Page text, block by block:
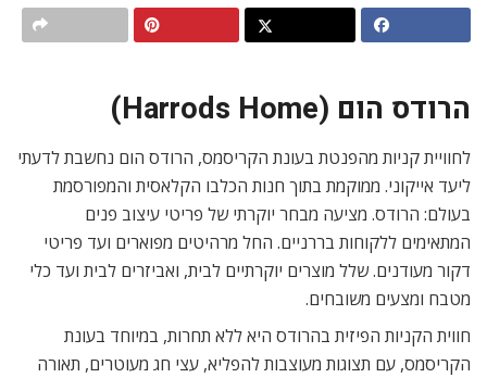
הרודס הום (Harrods Home)
לחוויית קניות מהפנטת בעונת הקריסמס, הרודס הום נחשבת לדעתי
ליעד אייקוני. ממוקמת בתוך חנות הכלבו הקלאסית והמפורסמת
בעולם: הרודס. מציעה מבחר יוקרתי של פריטי עיצוב פנים
המתאימים ללקוחות בררניים. החל מרהיטים מפוארים ועד פריטי
דקור מעודנים. שלל מוצרים יוקרתיים לבית, ואביזרים לבית ועד כלי
מטבח ומצעים משובחים.
חווית הקניות הפיזית בהרודס היא ללא תחרות, במיוחד בעונת
הקריסמס, עם תצוגות מעוצבות להפליא, עצי חג מעוטרים, תאורה